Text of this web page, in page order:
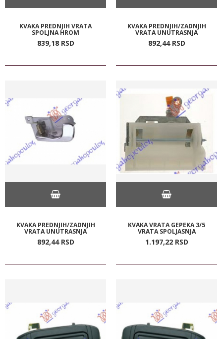
KVAKA PREDNJIH VRATA
SPOLJNA HROM
839,18 RSD
KVAKA PREDNJIH/ZADNJIH
VRATA UNUTRASNJA
892,44 RSD
KVAKA PREDNJIH/ZADNJIH
VRATA UNUTRASNJA
892,44 RSD
KVAKA VRATA GEPEKA 3/5
VRATA SPOLJASNJA
1.197,22 RSD